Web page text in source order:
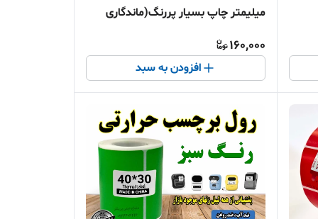
میلیمتر چاپ بسیار پررنگ(ماندگاری
160,000
افزودن به سبد